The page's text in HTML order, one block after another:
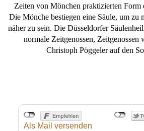
Zeiten von Mönchen praktizierten Form
Die Mönche bestiegen eine Säule, um zu
näher zu sein. Die Düsseldorfer
normale Zeitgenossen, Zeitgenossen
Christoph Pöggeler auf den
Als Mail versenden